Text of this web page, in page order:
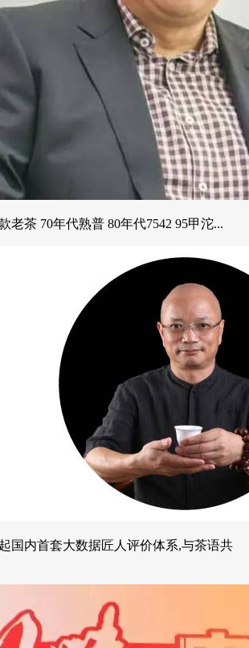
老茶 70年代熟普 80年代7542 95甲沱...
国内首套大数据匠人评价体系,与茶语共